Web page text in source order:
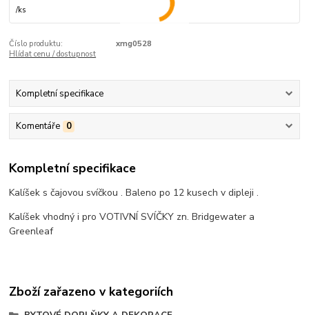
/ks
Číslo produktu:
xmg0528
Hlídat cenu / dostupnost
Kompletní specifikace
Komentáře 0
Kompletní specifikace
Kalíšek s čajovou svíčkou . Baleno po 12 kusech v dipleji .
Kalíšek vhodný i pro VOTIVNÍ SVÍČKY zn. Bridgewater a
Greenleaf
Zboží zařazeno v kategoriích